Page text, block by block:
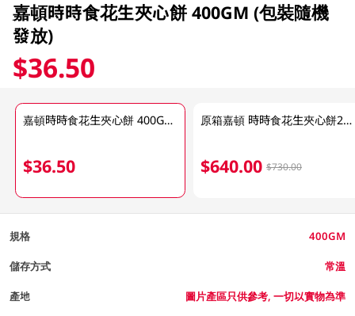
嘉頓時時食花生夾心餅 400GM (包裝隨機
發放)
$36.50
嘉頓時時食花生夾心餅 400GM (包裝隨機發放)
$36.50
原箱嘉頓 時時食花生夾心餅20 PC
$640.00 $730.00
規格 400GM
儲存方式 常溫
產地 圖片產區只供參考, 一切以實物為準